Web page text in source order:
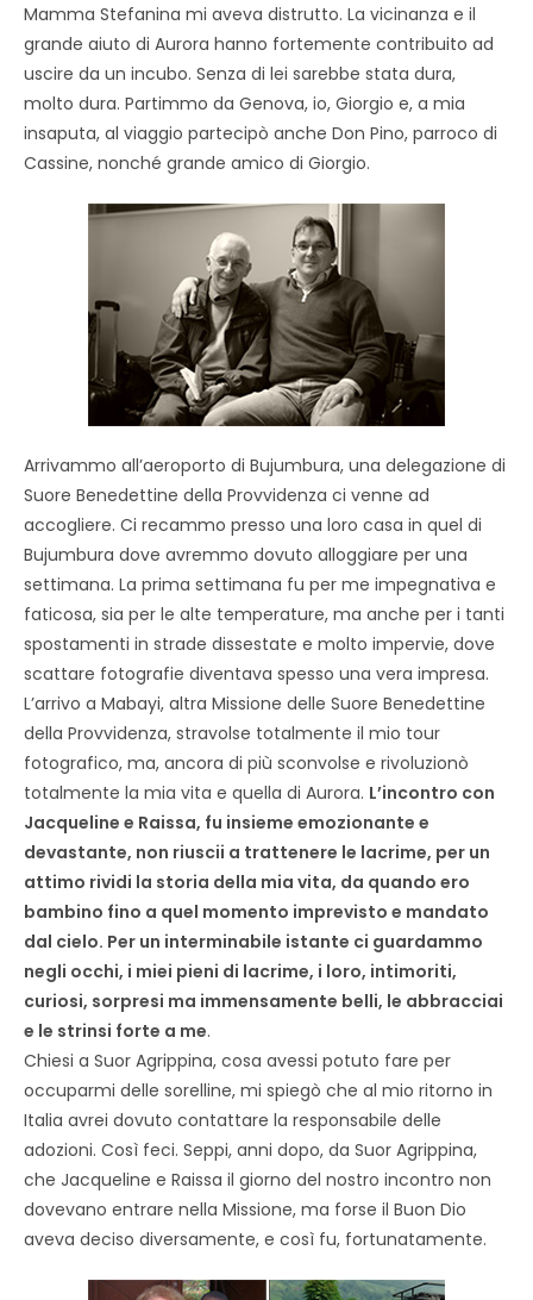
Mamma Stefanina mi aveva distrutto. La vicinanza e il
grande aiuto di Aurora hanno fortemente contribuito ad
uscire da un incubo. Senza di lei sarebbe stata dura,
molto dura. Partimmo da Genova, io, Giorgio e, a mia
insaputa, al viaggio partecipò anche Don Pino, parroco di
Cassine, nonché grande amico di Giorgio.
Arrivammo all’aeroporto di Bujumbura, una delegazione di
Suore Benedettine della Provvidenza ci venne ad
accogliere. Ci recammo presso una loro casa in quel di
Bujumbura dove avremmo dovuto alloggiare per una
settimana. La prima settimana fu per me impegnativa e
faticosa, sia per le alte temperature, ma anche per i tanti
spostamenti in strade dissestate e molto impervie, dove
scattare fotografie diventava spesso una vera impresa.
L’arrivo a Mabayi, altra Missione delle Suore Benedettine
della Provvidenza, stravolse totalmente il mio tour
fotografico, ma, ancora di più sconvolse e rivoluzionò
totalmente la mia vita e quella di Aurora. L’incontro con
Jacqueline e Raissa, fu insieme emozionante e
devastante, non riuscii a trattenere le lacrime, per un
attimo rividi la storia della mia vita, da quando ero
bambino fino a quel momento imprevisto e mandato
dal cielo. Per un interminabile istante ci guardammo
negli occhi, i miei pieni di lacrime, i loro, intimoriti,
curiosi, sorpresi ma immensamente belli, le abbracciai
e le strinsi forte a me.
Chiesi a Suor Agrippina, cosa avessi potuto fare per
occuparmi delle sorelline, mi spiegò che al mio ritorno in
Italia avrei dovuto contattare la responsabile delle
adozioni. Così feci. Seppi, anni dopo, da Suor Agrippina,
che Jacqueline e Raissa il giorno del nostro incontro non
dovevano entrare nella Missione, ma forse il Buon Dio
aveva deciso diversamente, e così fu, fortunatamente.